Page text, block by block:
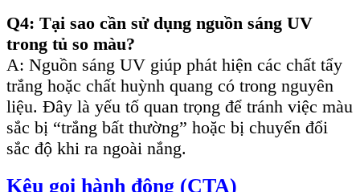
Q4: Tại sao cần sử dụng nguồn sáng UV
trong tủ so màu?
A: Nguồn sáng UV giúp phát hiện các chất tẩy
trắng hoặc chất huỳnh quang có trong nguyên
liệu. Đây là yếu tố quan trọng để tránh việc màu
sắc bị “trắng bất thường” hoặc bị chuyển đổi
sắc độ khi ra ngoài nắng.
Kêu gọi hành động (CTA)